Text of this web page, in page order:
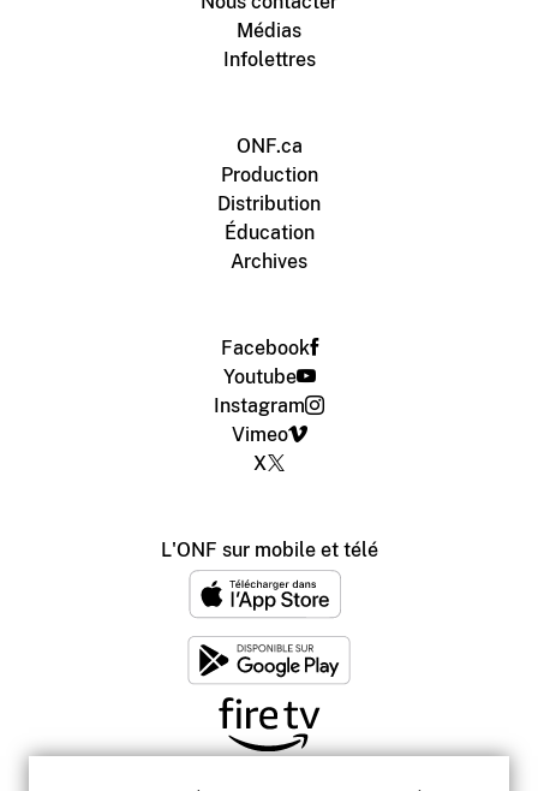
Médias
Infolettres
ONF.ca
Production
Distribution
Éducation
Archives
Facebook
Youtube
Instagram
Vimeo
X
L'ONF sur mobile et télé